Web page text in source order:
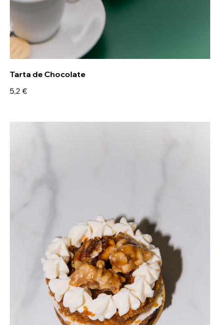
Tarta de Chocolate
5,2 €